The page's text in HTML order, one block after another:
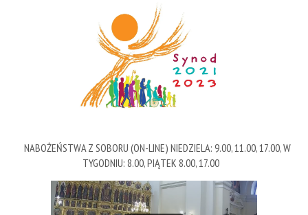
NABOŻEŃSTWA Z SOBORU (ON-LINE) NIEDZIELA: 9.00, 11.00, 17.00, W
TYGODNIU: 8.00, PIĄTEK 8.00, 17.00